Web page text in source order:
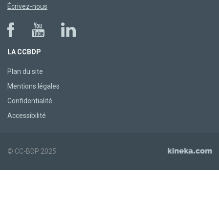
Écrivez-nous
LA CCBDP
Plan du site
Mentions légales
Confidentialité
Accessibilité
© CC-BDP 2025